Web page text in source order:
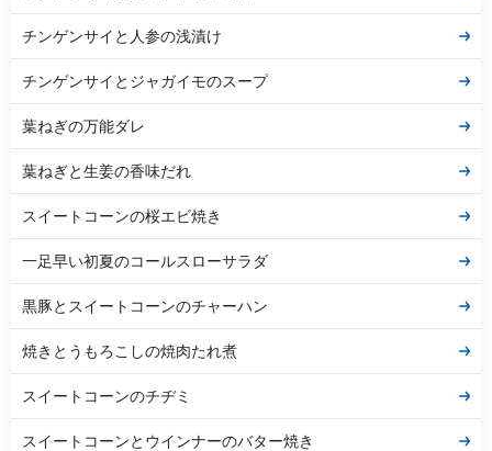
チンゲンサイと人参の浅漬け
チンゲンサイとジャガイモのスープ
葉ねぎの万能ダレ
葉ねぎと生姜の香味だれ
スイートコーンの桜エビ焼き
一足早い初夏のコールスローサラダ
黒豚とスイートコーンのチャーハン
焼きとうもろこしの焼肉たれ煮
スイートコーンのチヂミ
スイートコーンとウインナーのバター焼き